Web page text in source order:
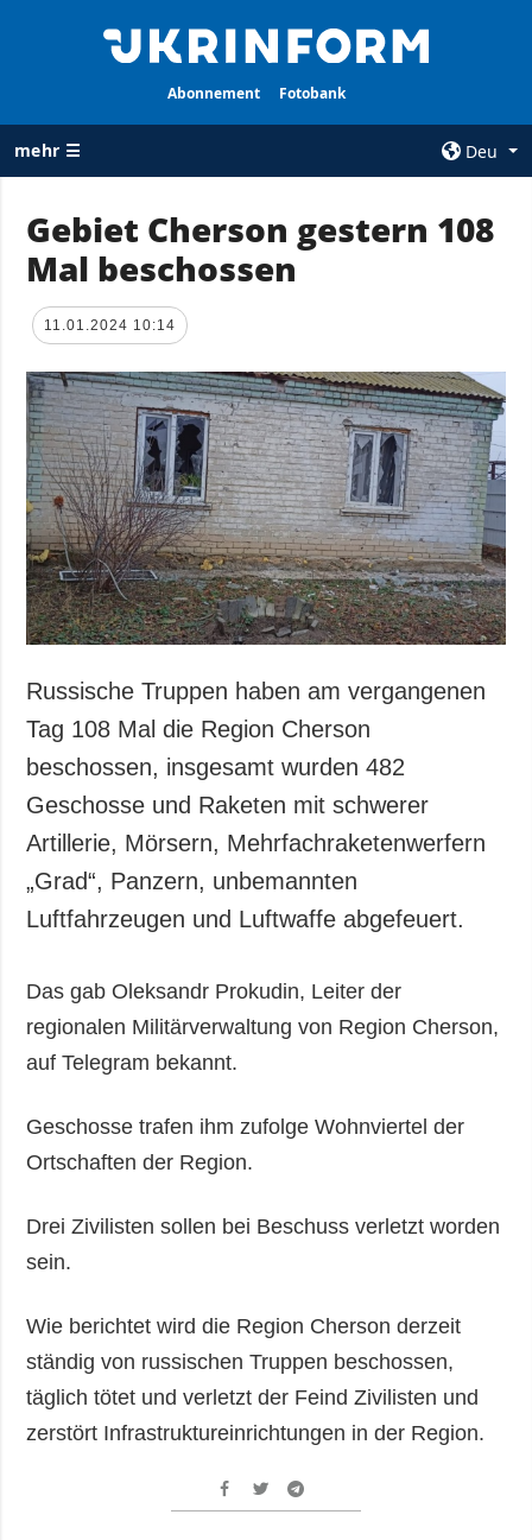
Abonnement Fotobank
mehr ☰
Deu
ALLE
Krieg
Wiederaufbau
der Ukraine
Politik
Wirtschaft
Militär
Gesellschaft und
Kultur
Sport
Kriminalität
Notstand und
services
Politik zur
Vertraulichkeit
und zum Schutz
personenbezogener
Daten
ZUSÄTZLICH
Veröffentlichungen
Interview
Fotos
Video
LEISTUNGEN
Abonnement
Fotobank
Gebiet Cherson gestern 108
Mal beschossen
11.01.2024 10:14
Russische Truppen haben am vergangenen
Tag 108 Mal die Region Cherson
beschossen, insgesamt wurden 482
Geschosse und Raketen mit schwerer
Artillerie, Mörsern, Mehrfachraketenwerfern
„Grad“, Panzern, unbemannten
Luftfahrzeugen und Luftwaffe abgefeuert.
Das gab Oleksandr Prokudin, Leiter der
regionalen Militärverwaltung von Region Cherson,
auf Telegram bekannt.
Geschosse trafen ihm zufolge Wohnviertel der
Ortschaften der Region.
Drei Zivilisten sollen bei Beschuss verletzt worden
sein.
Wie berichtet wird die Region Cherson derzeit
ständig von russischen Truppen beschossen,
täglich tötet und verletzt der Feind Zivilisten und
zerstört Infrastruktureinrichtungen in der Region.